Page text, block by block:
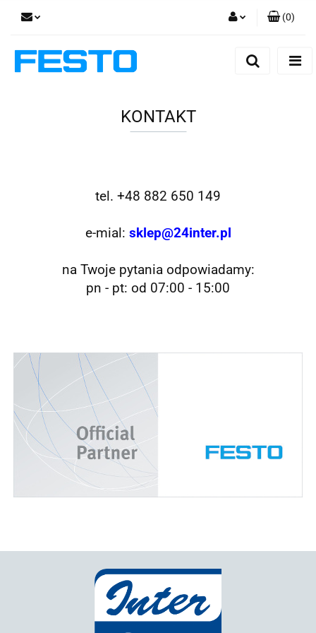
Zgody cookies
(0)
KONTAKT
tel. +48 882 650 149
e-mial: sklep@24inter.pl
na Twoje pytania odpowiadamy:
pn - pt: od 07:00 - 15:00